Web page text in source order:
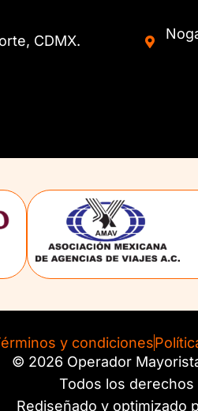
CDMX.
y condiciones
© 2026 Operador
Todos los
Rediseñado y optimizado